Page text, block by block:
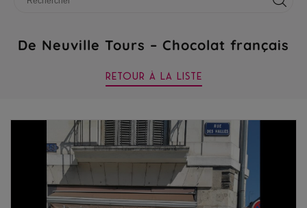
De Neuville Tours – Chocolat français
RETOUR À LA LISTE